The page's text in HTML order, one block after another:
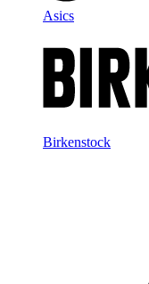
Asics
Birkenstock